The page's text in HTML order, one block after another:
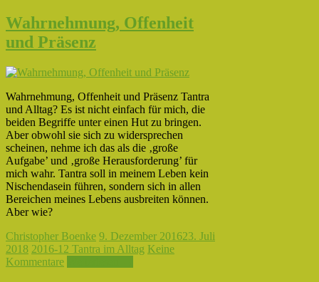
Wahrnehmung, Offenheit
und Präsenz
Wahrnehmung, Offenheit und Präsenz Tantra
und Alltag? Es ist nicht einfach für mich, die
beiden Begriffe unter einen Hut zu bringen.
Aber obwohl sie sich zu widersprechen
scheinen, nehme ich das als die ‚große
Aufgabe’ und ‚große Herausforderung’ für
mich wahr. Tantra soll in meinem Leben kein
Nischendasein führen, sondern sich in allen
Bereichen meines Lebens ausbreiten können.
Aber wie?
Christopher Boenke 9. Dezember 201623. Juli
2018 2016-12 Tantra im Alltag Keine
Kommentare